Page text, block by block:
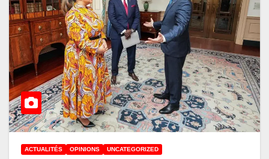
ACTUALITÉS OPINIONS UNCATEGORIZED